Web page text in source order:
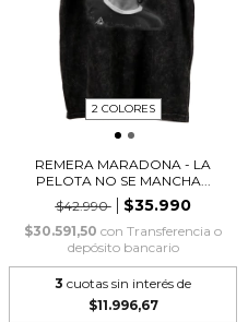
2 COLORES
REMERA MARADONA - LA
PELOTA NO SE MANCHA...
$42.990
$35.990
$30.591,50 con Transferencia o
depósito bancario
3 cuotas sin interés de
$11.996,67